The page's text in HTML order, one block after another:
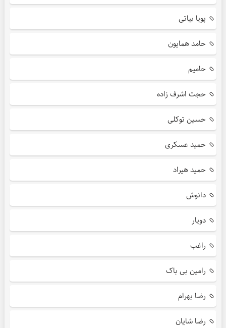
پویا بیاتی
حامد همایون
حامیم
حجت اشرف زاده
حسین توکلی
حمید عسکری
حمید هیراد
دانوش
دویار
راغب
رامین بی باک
رضا بهرام
رضا شایان